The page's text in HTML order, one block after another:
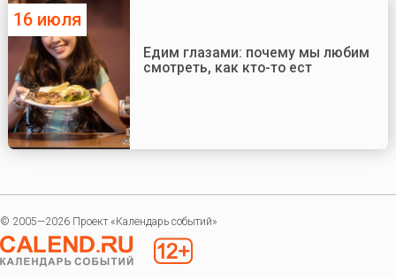
16 июля
Едим глазами: почему мы любим
смотреть, как кто-то ест
© 2005—2026 Проект «Календарь событий»